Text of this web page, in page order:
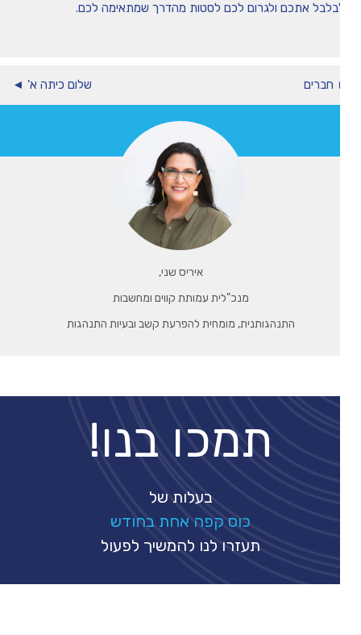
איריס שני,
מנכ"לית עמותת קווים ומחשבות
התנהגותנית, מומחית להפרעת קשב ובעיות התנהגות
תמכו בנו!
בעלות של
כוס קפה אחת בחודש
תעזרו לנו להמשיך לפעול
אתכם ולגרום לכם לסטות מהדרך שמתאימה לכם.
שלום כיתה א' ◄